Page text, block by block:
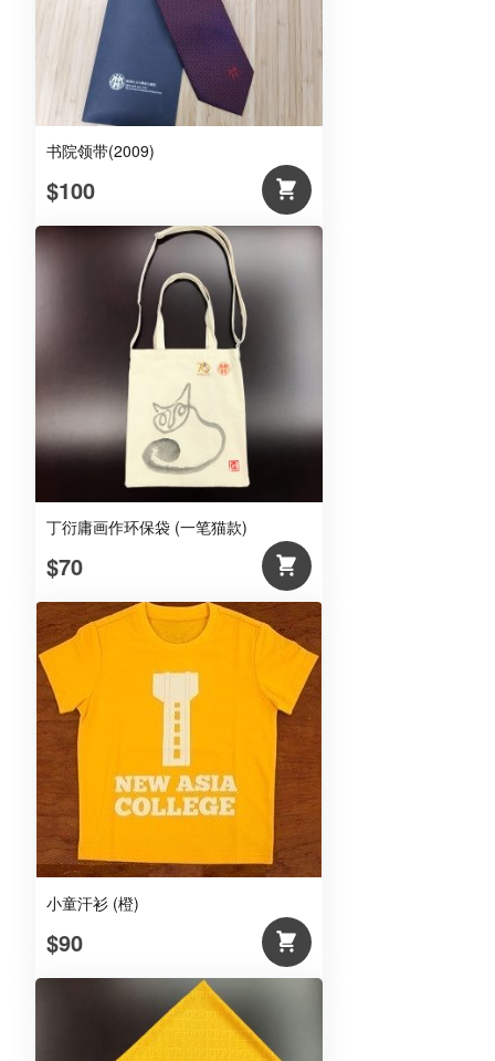
书院领带(2009)
$100
丁衍庸画作环保袋 (一笔猫款)
$70
小童汗衫 (橙)
$90